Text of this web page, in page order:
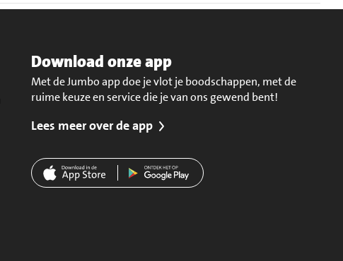
Download onze app
Met de Jumbo app doe je vlot je boodschappen, met de
ruime keuze en service die je van ons gewend bent!
Lees meer over de app